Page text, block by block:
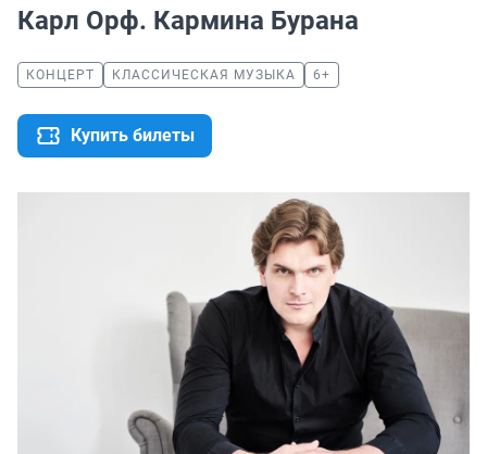
Карл Орф. Кармина Бурана
КОНЦЕРТ КЛАССИЧЕСКАЯ МУЗЫКА 6+
Купить билеты